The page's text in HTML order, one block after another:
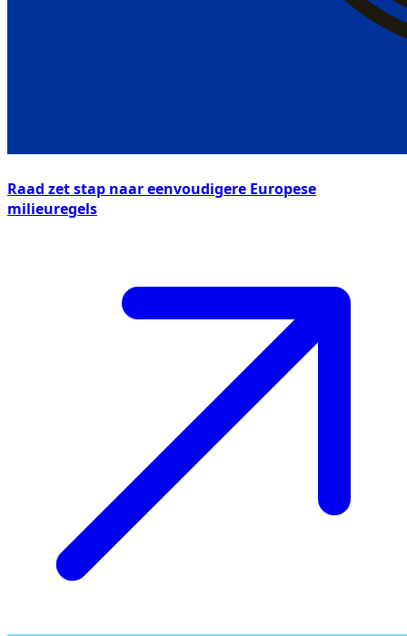
Raad zet stap naar eenvoudigere Europese
milieuregels